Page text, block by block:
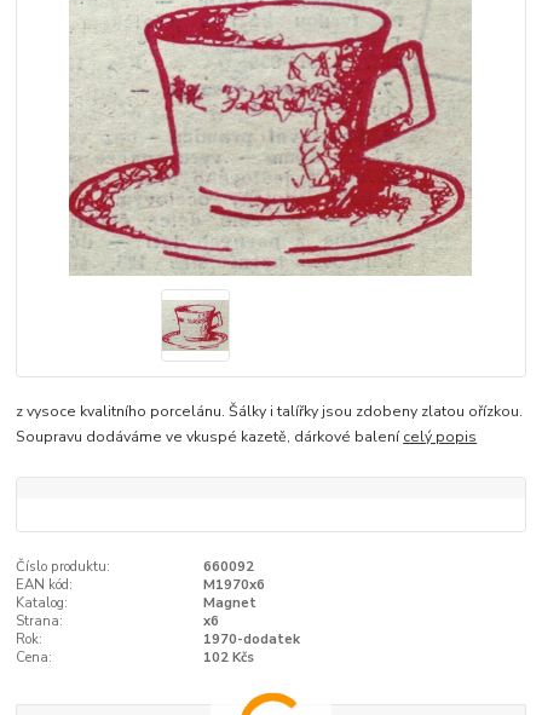
z vysoce kvalitního porcelánu. Šálky i talířky jsou zdobeny zlatou ořízkou.
Soupravu dodáváme ve vkuspé kazetě, dárkové balenícelý popis
Číslo produktu:
660092
EAN kód:
M1970x6
Katalog:
Magnet
Strana:
x6
Rok:
1970-dodatek
Cena:
102 Kčs